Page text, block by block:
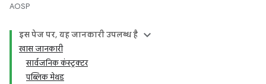
AOSP
इस पेज पर, यह जानकारी उपलब्ध है
खास जानकारी
सार्वजनिक कंस्ट्रक्टर
पब्लिक मेथड